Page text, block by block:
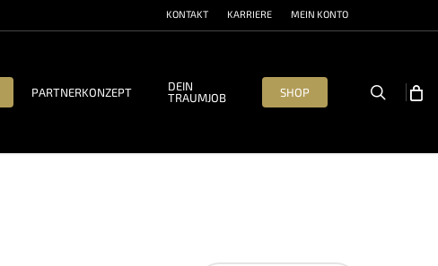
KONTAKT KARRIERE MEIN KONTO
PARTNERKONZEPT
DEIN
TRAUMJOB
SHOP search